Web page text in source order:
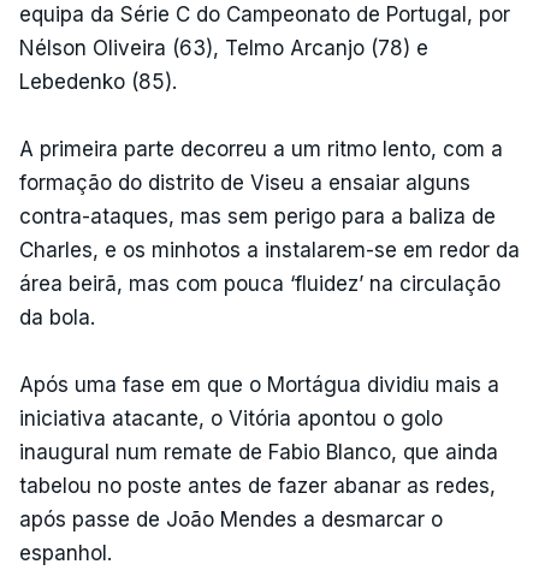
equipa da Série C do Campeonato de Portugal, por
Nélson Oliveira (63), Telmo Arcanjo (78) e
Lebedenko (85).
A primeira parte decorreu a um ritmo lento, com a
formação do distrito de Viseu a ensaiar alguns
contra-ataques, mas sem perigo para a baliza de
Charles, e os minhotos a instalarem-se em redor da
área beirã, mas com pouca ‘fluidez’ na circulação
da bola.
Após uma fase em que o Mortágua dividiu mais a
iniciativa atacante, o Vitória apontou o golo
inaugural num remate de Fabio Blanco, que ainda
tabelou no poste antes de fazer abanar as redes,
após passe de João Mendes a desmarcar o
espanhol.